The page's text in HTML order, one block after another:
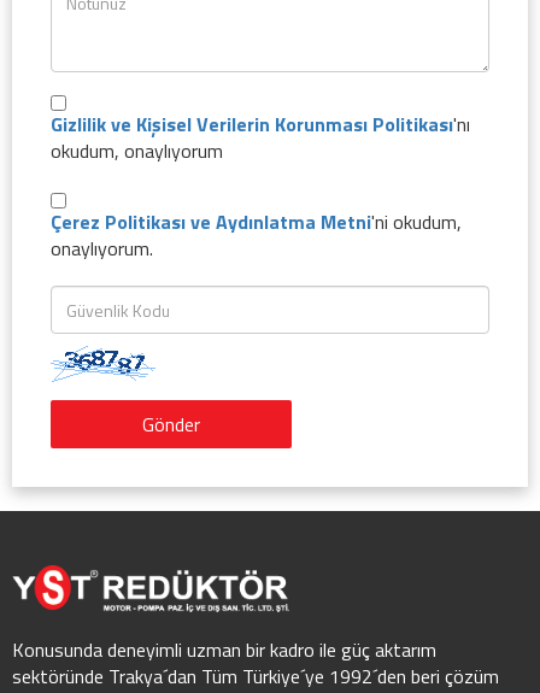
Gizlilik ve Kişisel Verilerin Korunması Politikası'nı
okudum, onaylıyorum
Çerez Politikası ve Aydınlatma Metni'ni okudum,
onaylıyorum.
Gönder
Konusunda deneyimli uzman bir kadro ile güç aktarım
sektöründe Trakya´dan Tüm Türkiye´ye 1992´den beri çözüm